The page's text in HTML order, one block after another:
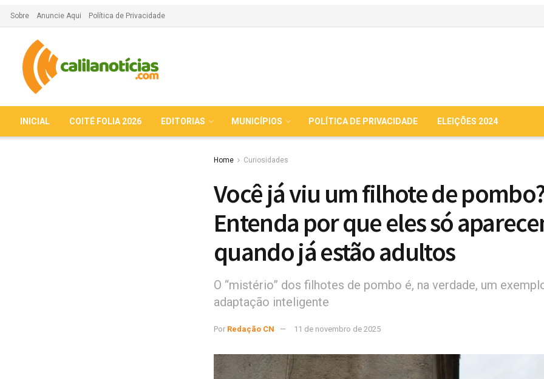
Sobre Anuncie Aqui Política de Privacidade
INICIAL COITÉ FOLIA 2026 EDITORIAS MUNICÍPIOS POLÍTICA DE PRIVACIDADE ELEIÇÕES 2024
Home Curiosidades
Você já viu um filhote de
Entenda por que eles só
quando já estão adultos
O “mistério” dos filhotes de pombo é, na verdade, um
adaptação inteligente
Por Redação CN 11 de novembro de 2025